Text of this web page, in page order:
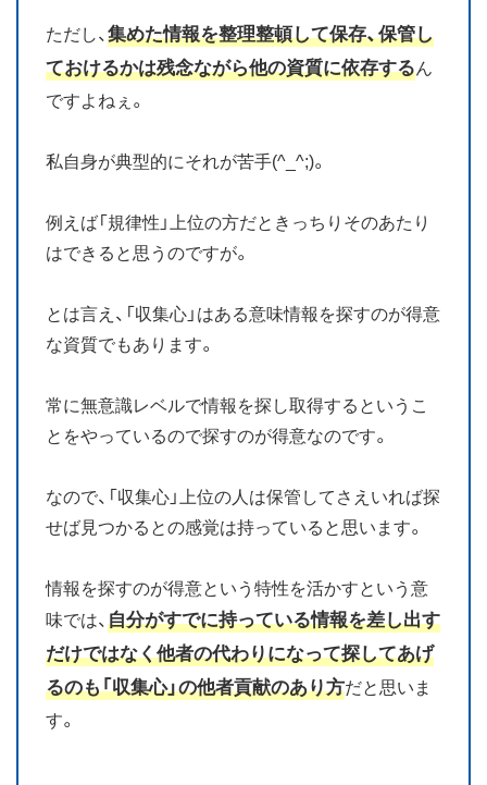
ただし、集めた情報を整理整頓して保存、保管し
ておけるかは残念ながら他の資質に依存するん
ですよねぇ。
私自身が典型的にそれが苦手(^_^;)。
例えば「規律性」上位の方だときっちりそのあたり
はできると思うのですが。
とは言え、「収集心」はある意味情報を探すのが得意
な資質でもあります。
常に無意識レベルで情報を探し取得するというこ
とをやっているので探すのが得意なのです。
なので、「収集心」上位の人は保管してさえいれば探
せば見つかるとの感覚は持っていると思います。
情報を探すのが得意という特性を活かすという意
味では、自分がすでに持っている情報を差し出す
だけではなく他者の代わりになって探してあげ
るのも「収集心」の他者貢献のあり方だと思いま
す。